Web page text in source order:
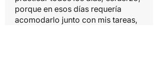
porque en esos días requería
acomodarlo junto con mis tareas,